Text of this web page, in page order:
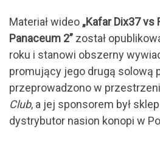
Materiał wideo „Kafar Dix37 vs
Panaceum 2” został
roku i stanowi obszerny
promujący jego drugą solową
przeprowadzono w przestrzeni
Club, a jej sponsorem był sklep
dystrybutor nasion konopi w